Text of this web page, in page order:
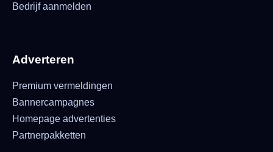
Bedrijf aanmelden
Adverteren
Premium vermeldingen
Bannercampagnes
Homepage advertenties
Partnerpakketten